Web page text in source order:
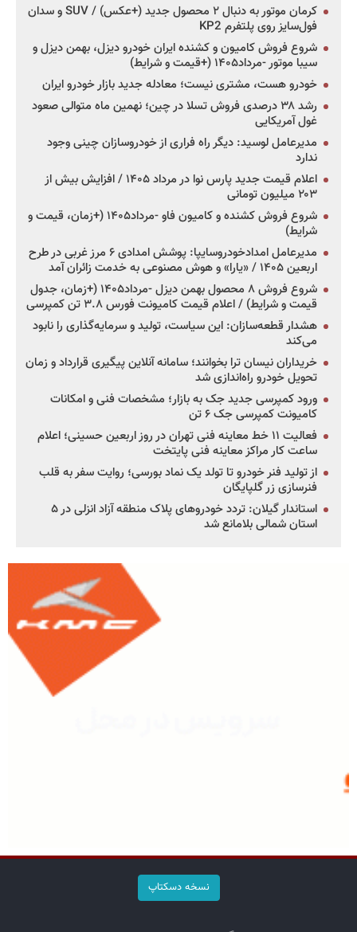
کرمان موتور به دنبال ۲ محصول جدید (+عکس) / SUV و سدان
فول‌سایز روی پلتفرم KP2
شروع فروش کامیون و کشنده ایران خودرو دیزل، بهمن دیزل و
سیبا موتور -مرداد۱۴۰۵ (+قیمت و شرایط)
خودرو هست، مشتری نیست؛ معادله جدید بازار خودرو ایران
رشد ۳۸ درصدی فروش تسلا در چین؛ نهمین ماه متوالی صعود
غول آمریکایی
مدیرعامل لوسید: دیگر راه فراری از خودروسازان چینی وجود
ندارد
اعلام قیمت جدید پارس نوا در مرداد ۱۴۰۵ / افزایش بیش از
۲۰۳ میلیون تومانی
شروع فروش کشنده و کامیون فاو -مرداد۱۴۰۵ (+زمان، قیمت و
شرایط)
مدیرعامل امدادخودروسایپا: پوشش امدادی ۶ مرز غربی در طرح
اربعین ۱۴۰۵ / «یارا» و هوش مصنوعی به خدمت زائران آمد
شروع فروش ۸ محصول بهمن دیزل -مرداد۱۴۰۵ (+زمان، جدول
قیمت و شرایط) / اعلام قیمت کامیونت فورس ۳.۸ تن کمپرسی
هشدار قطعه‌سازان: این سیاست، تولید و سرمایه‌گذاری را نابود
می‌کند
خریداران نیسان ترا بخوانند؛ سامانه آنلاین پیگیری قرارداد و زمان
تحویل خودرو راه‌اندازی شد
ورود کمپرسی جدید جک به بازار؛ مشخصات فنی و امکانات
کامیونت کمپرسی جک ۶ تن
فعالیت ۱۱ خط معاینه فنی تهران در روز اربعین حسینی؛ اعلام
ساعت کار مراکز معاینه فنی پایتخت
از تولید فنر خودرو تا تولد یک نماد بورسی؛ روایت سفر به قلب
فنرسازی زر گلپایگان
استاندار گیلان: تردد خودروهای پلاک منطقه آزاد انزلی در ۵
استان شمالی بلامانع شد
نسخه دسکتاپ